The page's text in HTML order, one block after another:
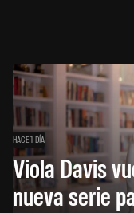
HACE 1 DÍA
Viola Davis
nueva serie